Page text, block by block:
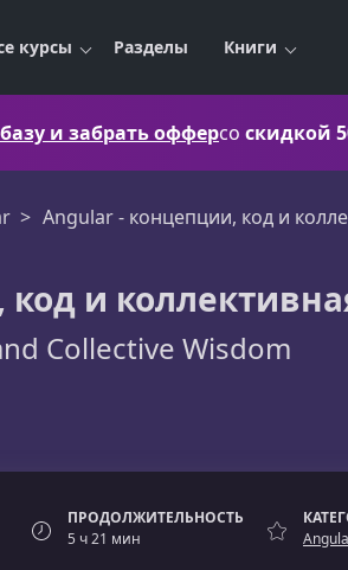
курсы Разделы Книги
и забрать офферсо скидкой
Angular - концепции, код и
и
Collective Wisdom
ПРОДОЛЖИТЕЛЬНОСТЬ
5 ч 21 мин